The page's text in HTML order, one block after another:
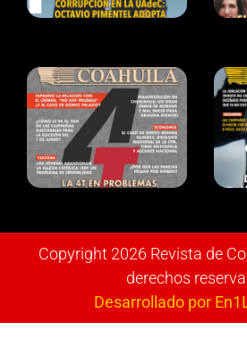
Copyright 2026 Revista de
derechos
Desarrollado por